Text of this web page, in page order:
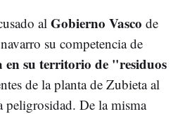
al Gobierno Vasco de
su competencia de
en su territorio de "residuos
de la planta de Zubieta al
peligrosidad. De la misma